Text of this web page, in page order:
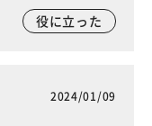
役に立った
2024/01/09